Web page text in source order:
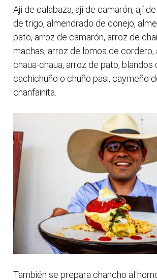
Ají de calabaza, ají de camarón, ají
de trigo, almendrado de conejo,
pato, arroz de camarón, arroz de
machas, arroz de lomos de cordero,
chaua-chaua, arroz de pato, blandos
cachichuño o chuño pasi, caymeño
chanfainita.
También se prepara chancho al